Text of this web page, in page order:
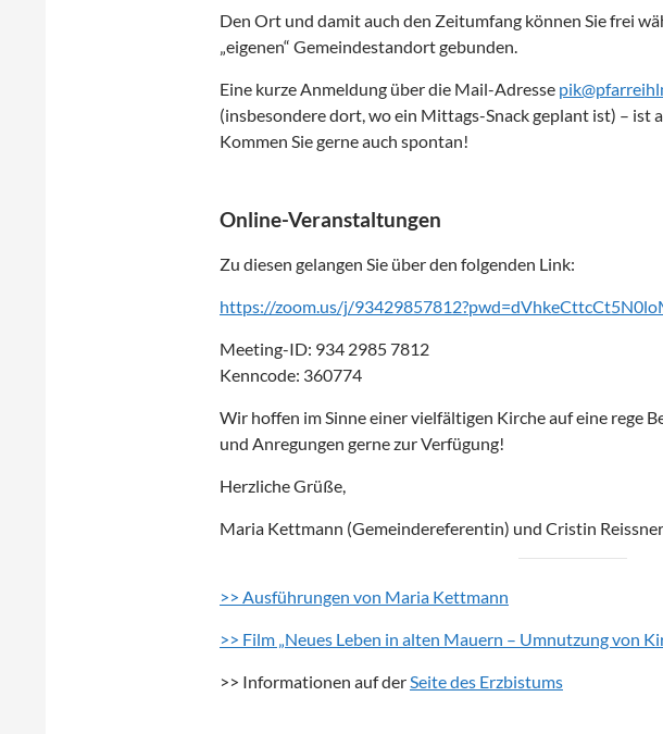
Den Ort und damit auch den Zeitumfang können Sie frei
„eigenen“ Gemeindestandort gebunden.
Eine kurze Anmeldung über die Mail-Adresse
(insbesondere dort, wo ein Mittags-Snack geplant ist) – ist
Kommen Sie gerne auch spontan!
Online-Veranstaltungen
Zu diesen gelangen Sie über den folgenden Link:
https://zoom.us/j/
Meeting-ID: 934 2985 7812
Kenncode: 360774
Wir hoffen im Sinne einer vielfältigen Kirche auf eine rege
und Anregungen gerne zur Verfügung!
Herzliche Grüße,
Maria Kettmann (Gemeindereferentin) und Cristin
>> Ausführungen von Maria Kettmann
>> Film „Neues Leben in alten Mauern – Umnutzung von
>> Informationen auf derSeite des Erzbistums